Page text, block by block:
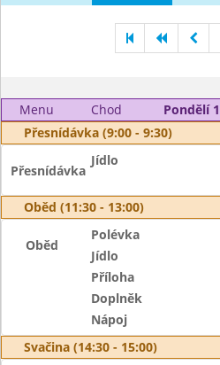
Menu Chod
Pondělí
Přesnídávka (9:00 - 9:30)
Přesnídávka
Jídlo
Oběd (11:30 - 13:00)
Oběd
Polévka
Jídlo
Příloha
Doplněk
Nápoj
Svačina (14:30 - 15:00)